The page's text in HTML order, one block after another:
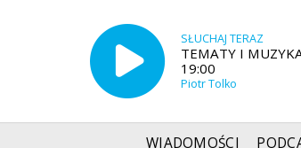
SŁUCHAJ TERAZ
TEMATY I
19:00
Piotr Tolko
WIADOMOŚCI